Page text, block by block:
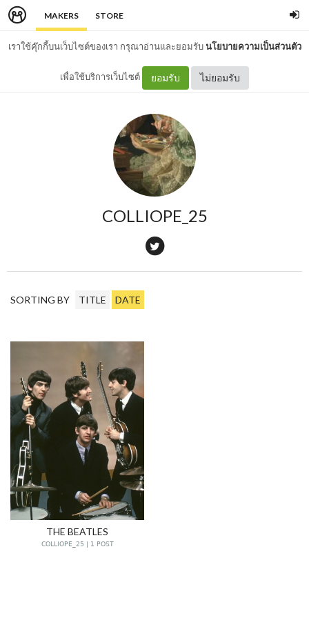
MAKERS STORE
เราใช้คุ๊กกี้บนเว็บไซต์ของเรา กรุณาอ่านและยอมรับนโยบายความเป็นส่วนตัว
เพื่อใช้บริการเว็บไซต์ ยอมรับ ไม่ยอมรับ
COLLIOPE_25
SORTING BY TITLE DATE
THE BEATLES
COLLIOPE_25 | 1 POST